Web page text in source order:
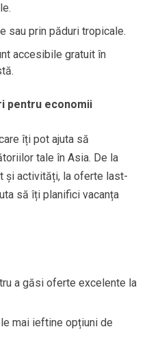
sau prin păduri tropicale.
accesibile gratuit în
pentru economii
îți pot ajuta să
tale în Asia. De la
și activități, la oferte last-
să îți planifici vacanța
a găsi oferte excelente la
mai ieftine opțiuni de